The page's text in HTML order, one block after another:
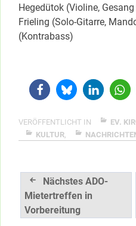
Hegedütok (Violine,
Frieling (Solo-Gitarre,
(Kontrabass)
VERÖFFENTLICHT IN EV.
KULTUR,
Beitragsnavigation
Nächstes ADO-
Mietertreffen in
Vorbereitung